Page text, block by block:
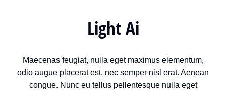
Light Ai
Maecenas feugiat, nulla eget maximus elementum,
odio augue placerat est, nec semper nisl erat. Aenean
congue. Nunc eu tellus pellentesque nulla eget